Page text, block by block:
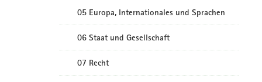
05 Europa, Internationales und Sprachen
06 Staat und Gesellschaft
07 Recht